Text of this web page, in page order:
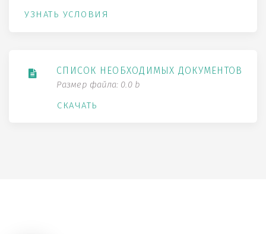
УЗНАТЬ УСЛОВИЯ
СПИСОК НЕОБХОДИМЫХ ДОКУМЕНТОВ
Размер файла: 0.0 b
СКАЧАТЬ